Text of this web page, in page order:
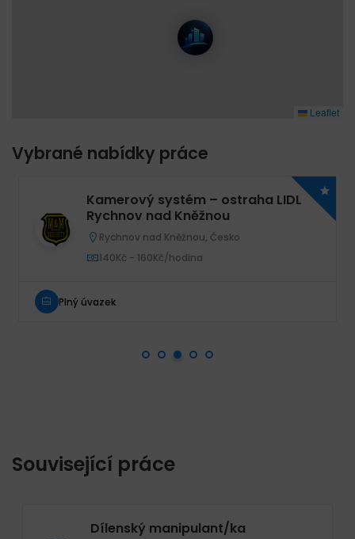
Leaflet
Vybrané nabídky práce
Kamerový systém – ostraha LIDL
Rychnov nad Kněžnou
Rychnov nad Kněžnou, Česko
140Kč - 160Kč/hodina
Plný úvazek
Související práce
Dílenský manipulant/ka